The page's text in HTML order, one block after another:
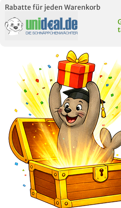
Rabatte für jeden Warenkorb